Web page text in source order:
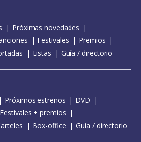
Próximas novedades
Festivales
Premios
Listas Guía / directorio
Próximos estrenos
DVD
Festivales + premios
Box-office Guía / directorio